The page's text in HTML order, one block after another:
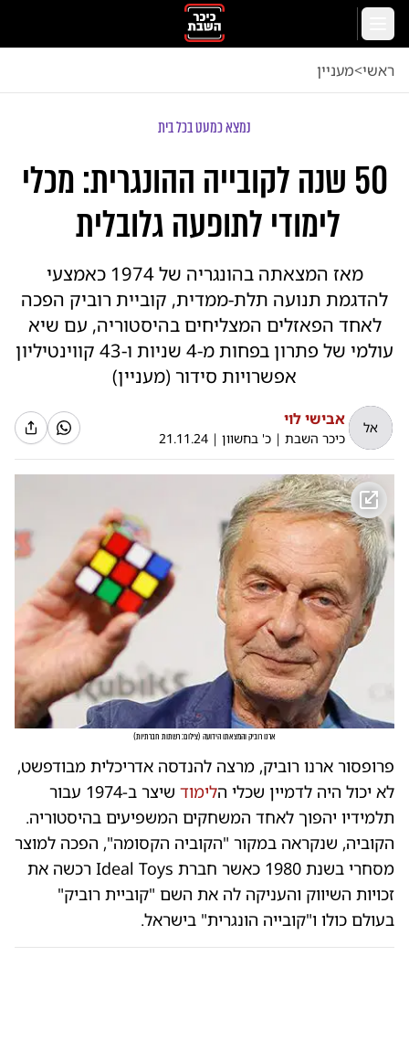
דלג לתוכן הראשי
ראשי<מעניין
נמצא כמעט בכל בית
50 שנה לקובייה ההונגרית: מכלי
לימודי לתופעה גלובלית
מאז המצאתה בהונגריה של 1974 כאמצעי
להדגמת תנועה תלת-ממדית, קוביית רוביק הפכה
לאחד הפאזלים המצליחים בהיסטוריה, עם שיא
עולמי של פתרון בפחות מ-4 שניות ו-43 קווינטיליון
אפשרויות סידור (מעניין)
אל אבישי לוי
כיכר השבת | כ' בחשוון |
21.11.24
ארנו רוביק והמצאתו הידועה (צילום: רשתות חברתיות)
פרופסור ארנו רוביק, מרצה להנדסה אדריכלית מבודפשט,
לא יכול היה לדמיין שכלי הלימוד
שיצר ב-1974 עבור
תלמידיו יהפוך לאחד המשחקים המשפיעים בהיסטוריה.
הקוביה, שנקראה במקור "הקוביה הקסומה", הפכה למוצר
מסחרי בשנת 1980 כאשר חברת Ideal Toys רכשה את
זכויות השיווק והעניקה לה את השם "קוביית רוביק"
בעולם כולו ו"קובייה הונגרית" בישראל.